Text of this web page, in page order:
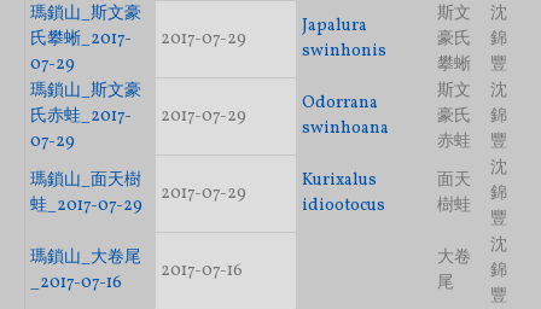
瑪鎖山_斯文豪
氏攀蜥_2017-
07-29
2017-07-29
Japalura
swinhonis
斯文
豪氏
攀蜥
沈
錦
豐
瑪鎖山_斯文豪
氏赤蛙_2017-
07-29
2017-07-29
Odorrana
swinhoana
斯文
豪氏
赤蛙
沈
錦
豐
瑪鎖山_面天樹
蛙_2017-07-29
2017-07-29
Kurixalus
idiootocus
面天
樹蛙
沈
錦
豐
瑪鎖山_大卷尾
_2017-07-16
2017-07-16
大卷
尾
沈
錦
豐